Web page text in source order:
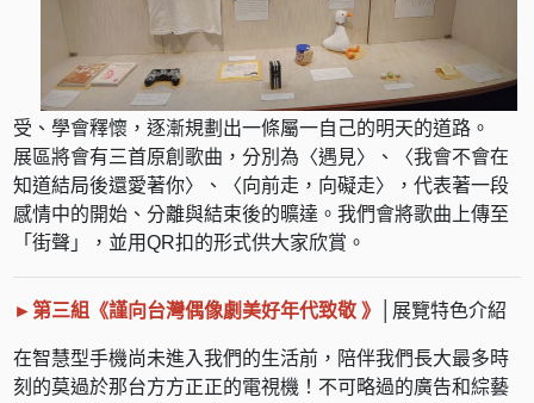
受、學會釋懷，逐漸規劃出一條屬一自己的明天的道路。
展區將會有三首原創歌曲，分別為〈遇見〉、〈我會不會在
知道結局後還愛著你〉、〈向前走，向礙走〉，代表著一段
感情中的開始、分離與結束後的曠達。我們會將歌曲上傳至
「街聲」，並用QR扣的形式供大家欣賞。
►第三組 《謹向台灣偶像劇美好年代致敬 》 │展覽特色介紹
在智慧型手機尚未進入我們的生活前，陪伴我們長大最多時
刻的莫過於那台方方正正的電視機！不可略過的廣告和綜藝